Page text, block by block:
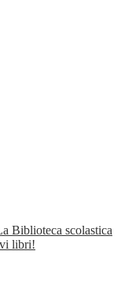
Biblioteca scolastica
libri!